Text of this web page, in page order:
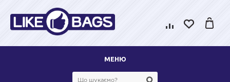
МЕНЮ